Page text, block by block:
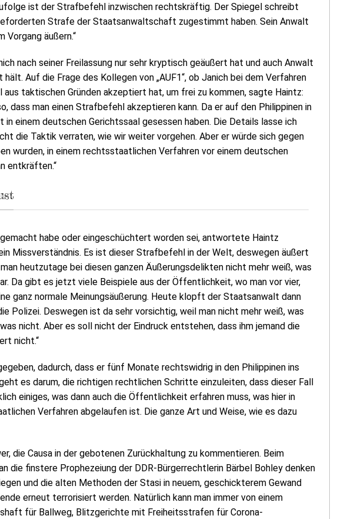
ist der Strafbefehl inzwischen rechtskräftig. Der Spiegel schreibt
Strafe der Staatsanwaltschaft zugestimmt haben. Sein Anwalt
äußern.“
nach seiner Freilassung nur sehr kryptisch geäußert hat und auch Anwalt
Auf die Frage des Kollegen von „AUF1“, ob Janich bei dem Verfahren
taktischen Gründen akzeptiert hat, um frei zu kommen, sagte Haintz:
dass man einen Strafbefehl akzeptieren kann. Da er auf den Philippinen in
einem deutschen Gerichtssaal gesessen haben. Die Details lasse ich
die Taktik verraten, wie wir weiter vorgehen. Aber er würde sich gegen
wurden, in einem rechtsstaatlichen Verfahren vor einem deutschen
entkräften.“
habe oder eingeschüchtert worden sei, antwortete Haintz
Missverständnis. Es ist dieser Strafbefehl in der Welt, deswegen äußert
heutzutage bei diesen ganzen Äußerungsdelikten nicht mehr weiß, was
Da gibt es jetzt viele Beispiele aus der Öffentlichkeit, wo man vor vier,
ganz normale Meinungsäußerung. Heute klopft der Staatsanwalt dann
Polizei. Deswegen ist da sehr vorsichtig, weil man nicht mehr weiß, was
nicht. Aber es soll nicht der Eindruck entstehen, dass ihm jemand die
nicht.“
dadurch, dass er fünf Monate rechtswidrig in den Philippinen ins
es darum, die richtigen rechtlichen Schritte einzuleiten, dass dieser Fall
einiges, was dann auch die Öffentlichkeit erfahren muss, was hier in
Verfahren abgelaufen ist. Die ganze Art und Weise, wie es dazu
die Causa in der gebotenen Zurückhaltung zu kommentieren. Beim
die finstere Prophezeiung der DDR-Bürgerrechtlerin Bärbel Bohley denken
und die alten Methoden der Stasi in neuem, geschickterem Gewand
erneut terrorisiert werden. Natürlich kann man immer von einem
für Ballweg, Blitzgerichte mit Freiheitsstrafen für Corona-